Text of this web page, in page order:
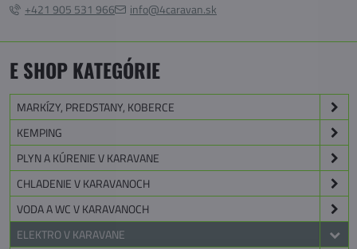
+421 905 531 966 info@4caravan.sk
E SHOP KATEGÓRIE
MARKÍZY, PREDSTANY, KOBERCE
KEMPING
PLYN A KÚRENIE V KARAVANE
CHLADENIE V KARAVANOCH
VODA A WC V KARAVANOCH
ELEKTRO V KARAVANE